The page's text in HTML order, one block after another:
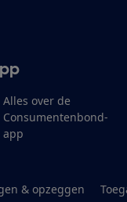
Alles over de
Consumentenbond-
app
& opzeggen